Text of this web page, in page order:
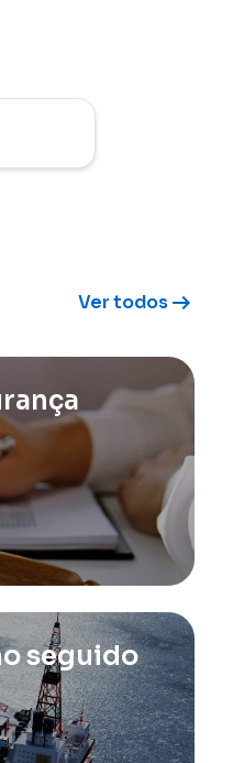
Ver todosarrow_right_alt
seguido